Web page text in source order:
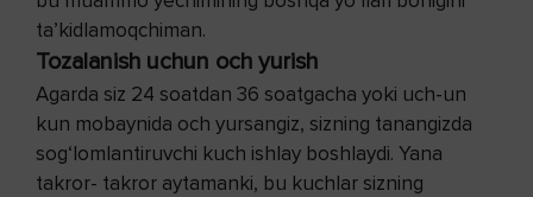
ta’kidlamoqchiman.
Tozalanish uchun och yurish
Agarda siz 24 soatdan 36 soatgacha yoki uch-un
kun mobaynida och yursangiz, sizning tanangizda
sog‘lomlantiruvchi kuch ishlay boshlaydi. Yana
takror- takror aytamanki, bu kuchlar sizning